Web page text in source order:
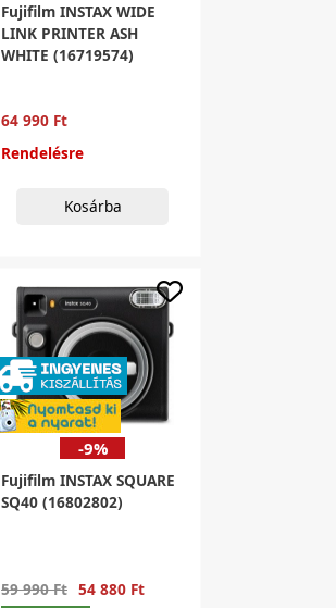
Fujifilm INSTAX WIDE
LINK PRINTER ASH
WHITE (16719574)
64 990 Ft
Rendelésre
Kosárba
-9%
Fujifilm INSTAX SQUARE
SQ40 (16802802)
59 990 Ft 54 880 Ft